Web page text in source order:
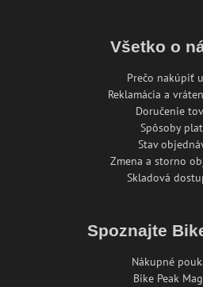
Všetko o
Prečo nakúpiť
Reklamácia a
Doručenie
Spôsoby
Stav
Zmena a storno
Skladová
Spoznajte
Nákupné
Bike Peak